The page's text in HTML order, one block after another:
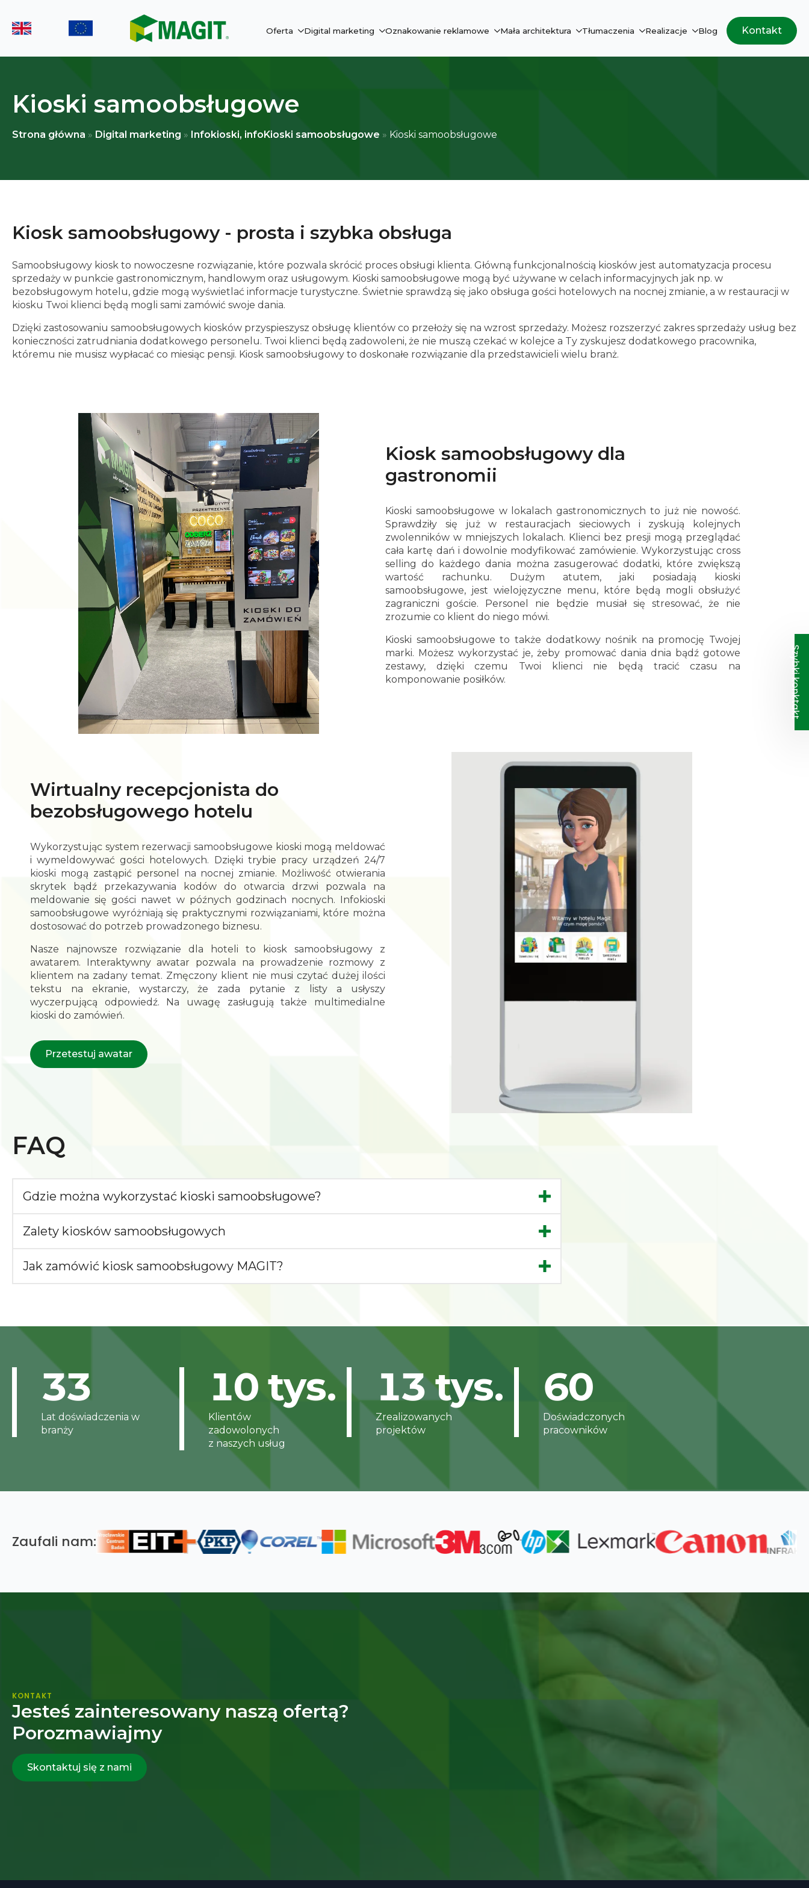
Oferta Digital marketing Oznakowanie reklamowe Mała architektura Tłumaczenia Realizacje Blog Kontakt
Szybki konktakt
Kioski samoobsługowe
Strona główna » Digital marketing » Infokioski, infoKioski samoobsługowe » Kioski samoobsługowe
Kiosk samoobsługowy - prosta i szybka obsługa
Samoobsługowy kiosk to nowoczesne rozwiązanie, które pozwala skrócić proces obsługi klienta. Główną funkcjonalnością kiosków jest automatyzacja procesu
sprzedaży w punkcie gastronomicznym, handlowym oraz usługowym. Kioski samoobsługowe mogą być używane w celach informacyjnych jak np. w
bezobsługowym hotelu, gdzie mogą wyświetlać informacje turystyczne. Świetnie sprawdzą się jako obsługa gości hotelowych na nocnej zmianie, a w restauracji w
kiosku Twoi klienci będą mogli sami zamówić swoje dania.
Dzięki zastosowaniu samoobsługowych kiosków przyspieszysz obsługę klientów co przełoży się na wzrost sprzedaży. Możesz rozszerzyć zakres sprzedaży usług bez
konieczności zatrudniania dodatkowego personelu. Twoi klienci będą zadowoleni, że nie muszą czekać w kolejce a Ty zyskujesz dodatkowego pracownika,
któremu nie musisz wypłacać co miesiąc pensji. Kiosk samoobsługowy to doskonałe rozwiązanie dla przedstawicieli wielu branż.
Kiosk samoobsługowy dla
gastronomii
Kioski samoobsługowe w lokalach gastronomicznych to już nie nowość.
Sprawdziły się już w restauracjach sieciowych i zyskują kolejnych
zwolenników w mniejszych lokalach. Klienci bez presji mogą przeglądać
cała kartę dań i dowolnie modyfikować zamówienie. Wykorzystując cross
selling do każdego dania można zasugerować dodatki, które zwiększą
wartość rachunku. Dużym atutem, jaki posiadają kioski
samoobsługowe, jest wielojęzyczne menu, które będą mogli obsłużyć
zagraniczni goście. Personel nie będzie musiał się stresować, że nie
zrozumie co klient do niego mówi.
Kioski samoobsługowe to także dodatkowy nośnik na promocję Twojej
marki. Możesz wykorzystać je, żeby promować dania dnia bądź gotowe
zestawy, dzięki czemu Twoi klienci nie będą tracić czasu na
komponowanie posiłków.
Wirtualny recepcjonista do
bezobsługowego hotelu
Wykorzystując system rezerwacji samoobsługowe kioski mogą meldować
i wymeldowywać gości hotelowych. Dzięki trybie pracy urządzeń 24/7
kioski mogą zastąpić personel na nocnej zmianie. Możliwość otwierania
skrytek bądź przekazywania kodów do otwarcia drzwi pozwala na
meldowanie się gości nawet w późnych godzinach nocnych. Infokioski
samoobsługowe wyróżniają się praktycznymi rozwiązaniami, które można
dostosować do potrzeb prowadzonego biznesu.
Nasze najnowsze rozwiązanie dla hoteli to kiosk samoobsługowy z
awatarem. Interaktywny awatar pozwala na prowadzenie rozmowy z
klientem na zadany temat. Zmęczony klient nie musi czytać dużej ilości
tekstu na ekranie, wystarczy, że zada pytanie z listy a usłyszy
wyczerpującą odpowiedź. Na uwagę zasługują także multimedialne
kioski do zamówień.
Przetestuj awatar
FAQ
Gdzie można wykorzystać kioski samoobsługowe?
Zalety kiosków samoobsługowych
Jak zamówić kiosk samoobsługowy MAGIT?
33
Lat doświadczenia w
branży
10tys.
Klientów
zadowolonych
z naszych usług
13tys.
Zrealizowanych
projektów
60
Doświadczonych
pracowników
Zaufali nam:
KONTAKT
Jesteś zainteresowany naszą ofertą?
Porozmawiajmy
Skontaktuj się z nami